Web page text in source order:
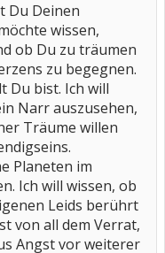
Du Deinen
wissen,
ob Du zu träumen
zu begegnen.
Du bist. Ich will
Narr auszusehen,
Träume willen
Planeten im
Ich will wissen, ob
Leids berührt
von all dem Verrat,
Angst vor weiterer